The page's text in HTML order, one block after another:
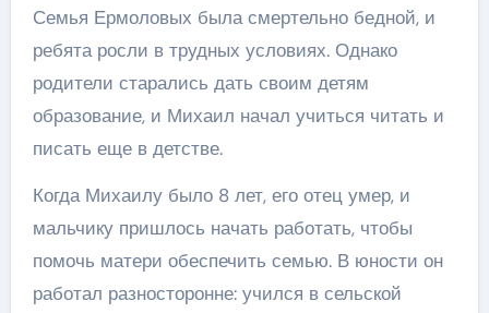
Семья Ермоловых была смертельно бедной, и
ребята росли в трудных условиях. Однако
родители старались дать своим детям
образование, и Михаил начал учиться читать и
писать еще в детстве.
Когда Михаилу было 8 лет, его отец умер, и
мальчику пришлось начать работать, чтобы
помочь матери обеспечить семью. В юности он
работал разносторонне: учился в сельской